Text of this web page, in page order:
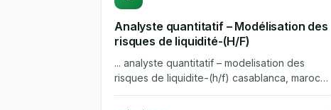
Analyste quantitatif – Modélisation des
risques de liquidité-(H/F)
... analyste quantitatif – modelisation des
risques de liquidite-(h/f) casablanca, maroc
cdi banque de financement et...